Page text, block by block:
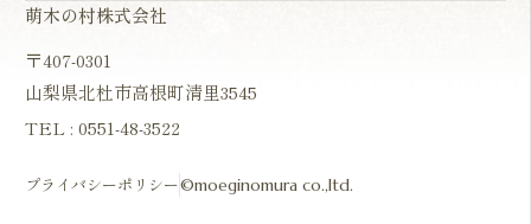
萌木の村株式会社
〒407-0301
山梨県北杜市高根町清里3545
TEL : 0551-48-3522
プライバシーポリシー©moeginomura co.,ltd.